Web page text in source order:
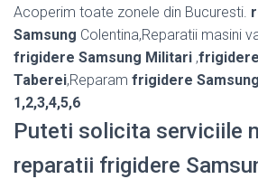
Acoperim toate zonele din Bucuresti.
Samsung Colentina,Reparatii masini
frigidere Samsung Militari ,
Taberei,Reparam frigidere
1,2,3,4,5,6
Puteti solicita serviciile
reparatii frigidere